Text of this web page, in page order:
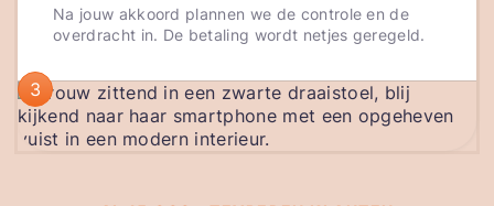
Na jouw akkoord plannen we de controle en de
overdracht in. De betaling wordt netjes geregeld.
3